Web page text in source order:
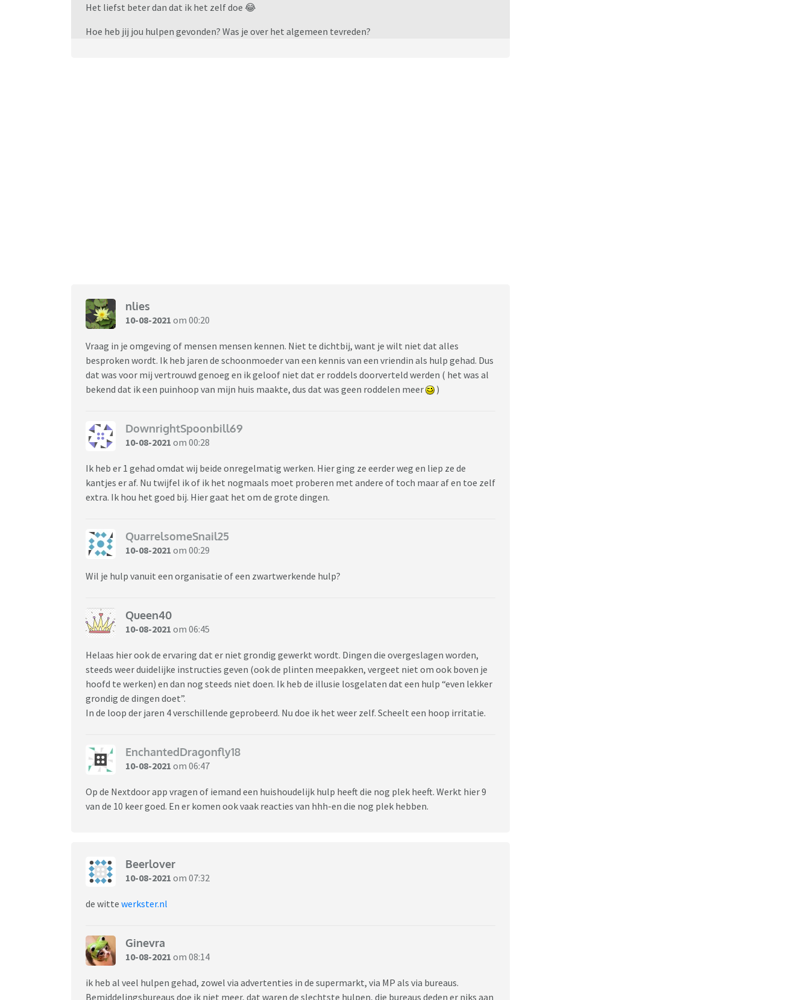
Het liefst beter dan dat ik het zelf doe 😂
Hoe heb jij jou hulpen gevonden? Was je over het algemeen tevreden?
nlies
10-08-2021 om 00:20
Vraag in je omgeving of mensen mensen kennen. Niet te dichtbij, want je wilt niet dat alles
besproken wordt. Ik heb jaren de schoonmoeder van een kennis van een vriendin als hulp gehad. Dus
dat was voor mij vertrouwd genoeg en ik geloof niet dat er roddels doorverteld werden ( het was al
bekend dat ik een puinhoop van mijn huis maakte, dus dat was geen roddelen meer
)
DownrightSpoonbill69
10-08-2021 om 00:28
Ik heb er 1 gehad omdat wij beide onregelmatig werken. Hier ging ze eerder weg en liep ze de
kantjes er af. Nu twijfel ik of ik het nogmaals moet proberen met andere of toch maar af en toe zelf
extra. Ik hou het goed bij. Hier gaat het om de grote dingen.
QuarrelsomeSnail25
10-08-2021 om 00:29
Wil je hulp vanuit een organisatie of een zwartwerkende hulp?
Queen40
10-08-2021 om 06:45
Helaas hier ook de ervaring dat er niet grondig gewerkt wordt. Dingen die overgeslagen worden,
steeds weer duidelijke instructies geven (ook de plinten meepakken, vergeet niet om ook boven je
hoofd te werken) en dan nog steeds niet doen. Ik heb de illusie losgelaten dat een hulp “even lekker
grondig de dingen doet”.
In de loop der jaren 4 verschillende geprobeerd. Nu doe ik het weer zelf. Scheelt een hoop irritatie.
EnchantedDragonfly18
10-08-2021 om 06:47
Op de Nextdoor app vragen of iemand een huishoudelijk hulp heeft die nog plek heeft. Werkt hier 9
van de 10 keer goed. En er komen ook vaak reacties van hhh-en die nog plek hebben.
Beerlover
10-08-2021 om 07:32
de witte werkster.nl
Ginevra
10-08-2021 om 08:14
ik heb al veel hulpen gehad, zowel via advertenties in de supermarkt, via MP als via bureaus.
Bemiddelingsbureaus doe ik niet meer, dat waren de slechtste hulpen, die bureaus deden er niks aan